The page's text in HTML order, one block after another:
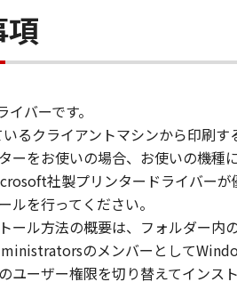
(2)に定める場合を除き、キヤノン
よってお客様に譲渡あるいは許諾さ
ソフトウェア」の全部または一部
ん。また第三者にこのような行
トウェア」に含まれるキヤノン
バーです。
るクライアントマシンから印刷
ーをお使いの場合、お使いの機
社製プリンタードライバー
ルを行ってください。
ール方法の概要は、フォルダー内
のメンバーとして
ユーザー権限を切り替えてイン